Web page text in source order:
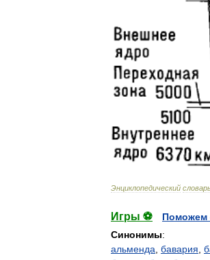
Энциклопедический словарь
Игры ⚽
Поможем
Синонимы:
альменда бавария